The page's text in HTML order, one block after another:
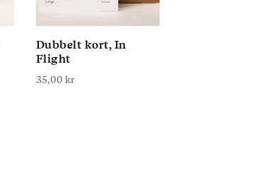
Dubbelt kort, In
Flight
35,00 kr